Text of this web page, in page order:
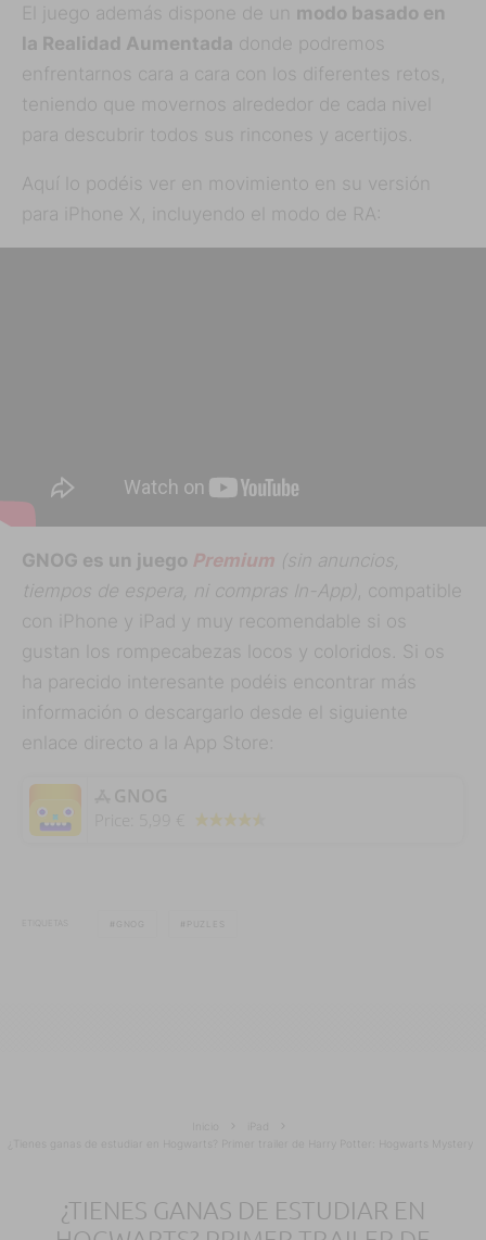
El juego además dispone de un modo basado en
la Realidad Aumentada donde podremos
enfrentarnos cara a cara con los diferentes retos,
teniendo que movernos alrededor de cada nivel
para descubrir todos sus rincones y acertijos.
Aquí lo podéis ver en movimiento en su versión
para iPhone X, incluyendo el modo de RA:
GNOG es un juego Premium (sin anuncios,
tiempos de espera, ni compras In-App) , compatible
con iPhone y iPad y muy recomendable si os
gustan los rompecabezas locos y coloridos. Si os
ha parecido interesante podéis encontrar más
información o descargarlo desde el siguiente
enlace directo a la App Store:
‎GNOG
ETIQUETAS
¿Tienes ganas de estudiar en Hogwarts? Primer trailer de Harry Potter: Hogwarts Mystery
¿TIENES GANAS DE ESTUDIAR EN